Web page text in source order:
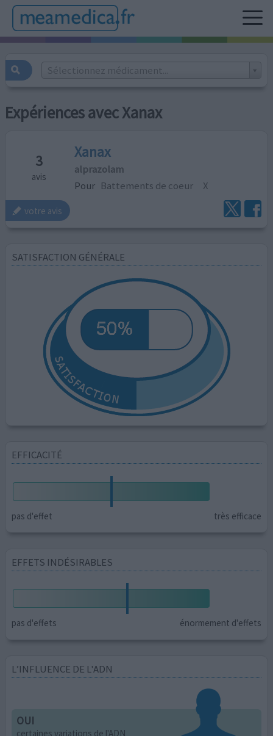
Sélectionnez médicament...
Expériences avec Xanax
3
avis
Xanax
alprazolam
Pour Battements de coeur X
votre avis
SATISFACTION GÉNÉRALE
EFFICACITÉ
pas d'effet très efficace
EFFETS INDÉSIRABLES
pas d'effets énormement d'effets
L’INFLUENCE DE L'ADN
OUI
certaines variations de l'ADN